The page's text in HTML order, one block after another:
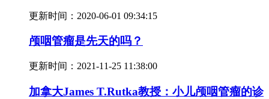
更新时间： 2020-06-01 09:34:15
颅咽管瘤是先天的吗？
更新时间： 2021-11-25 11:38:00
加拿大James T.Rutka教授：小儿颅咽管瘤的诊